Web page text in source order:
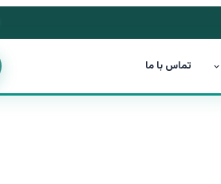
تماس با ما